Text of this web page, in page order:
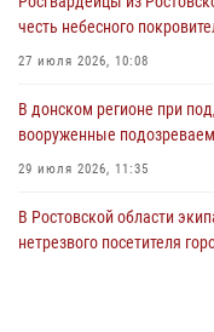
15 июля 2026, 06:39
честь небесного
27 июля 2026, 10:08
В донском регионе при
вооруженные
29 июля 2026, 11:35
В Ростовской области
нетрезвого посетителя